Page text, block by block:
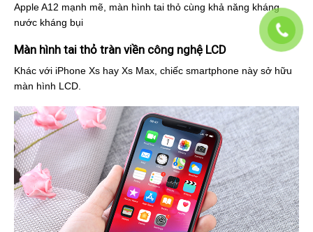
Apple A12 mạnh mẽ, màn hình tai thỏ cùng khả năng kháng
nước kháng bụi
Màn hình tai thỏ tràn viền công nghệ LCD
Khác với iPhone Xs hay Xs Max, chiếc smartphone này sở hữu
màn hình LCD.